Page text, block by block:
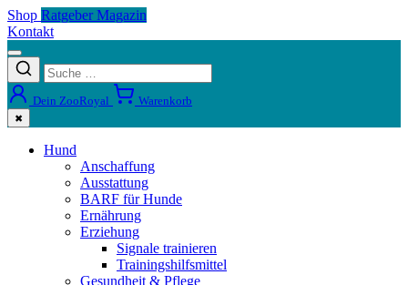
Shop Ratgeber Magazin
Kontakt
Dein ZooRoyal Warenkorb
✖
Hund
Anschaffung
Ausstattung
BARF für Hunde
Ernährung
Erziehung
Signale trainieren
Trainingshilfsmittel
Gesundheit & Pflege